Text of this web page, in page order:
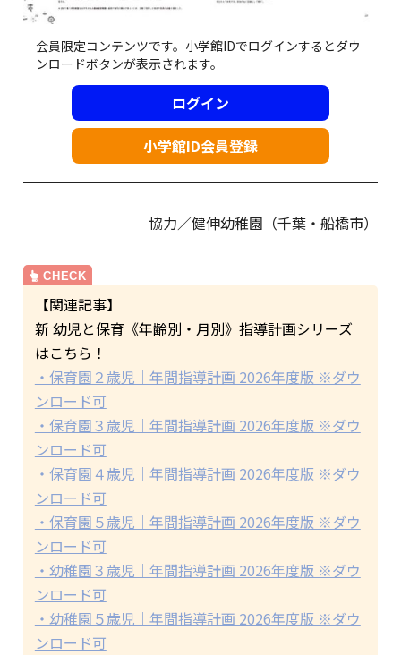
会員限定コンテンツです。小学館IDでログインするとダウ
ンロードボタンが表示されます。
ログイン
小学館ID会員登録
協力／健伸幼稚園（千葉・船橋市）
【関連記事】
新 幼児と保育《年齢別・月別》指導計画シリーズ
はこちら！
・保育園２歳児｜年間指導計画 2026年度版 ※ダウ
ンロード可
・保育園３歳児｜年間指導計画 2026年度版 ※ダウ
ンロード可
・保育園４歳児｜年間指導計画 2026年度版 ※ダウ
ンロード可
・保育園５歳児｜年間指導計画 2026年度版 ※ダウ
ンロード可
・幼稚園３歳児｜年間指導計画 2026年度版 ※ダウ
ンロード可
・幼稚園５歳児｜年間指導計画 2026年度版 ※ダウ
ンロード可